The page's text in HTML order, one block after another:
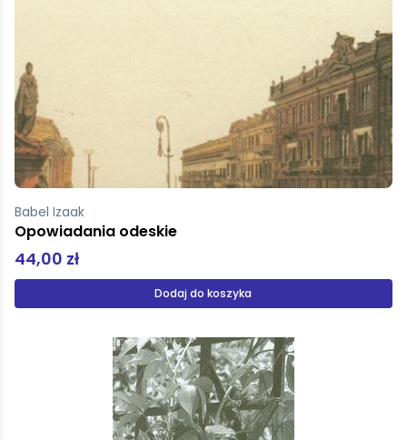
Babel Izaak
Opowiadania odeskie
44,00 zł
Dodaj do koszyka